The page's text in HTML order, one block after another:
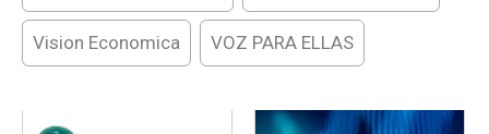
Vision Economica VOZ PARA ELLAS